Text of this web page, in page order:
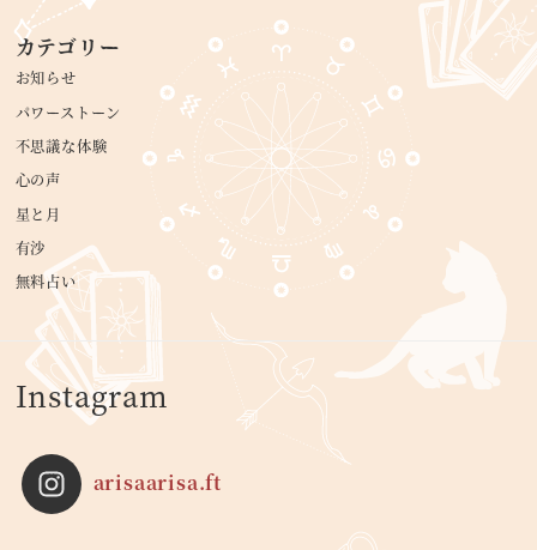
カテゴリー
お知らせ
パワーストーン
不思議な体験
心の声
星と月
有沙
無料占い
Instagram
arisaarisa.ft